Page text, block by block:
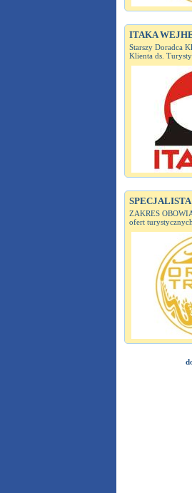
ITAKA
Starszy Doradca
Klienta ds.
ZAKRES
ofert